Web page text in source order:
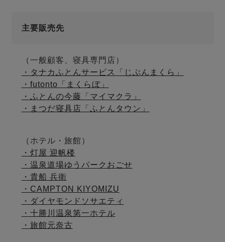
主要販売先
（一般顧客、寝具専門店）
・タナカふとんサービス「じぶんまくら」
・futonto「まくらぼ」
・ふとんの今藤「マイマクラ」
・まつだ寝具店「ふとんタウン」
（ホテル・旅館）
・灯屋 迎帆楼
・温泉道場ゆうパークおごせ
・貴船 兵衛
・CAMPTON KIYOMIZU
・ダイヤモンドソサエティ
・十勝川温泉第一ホテル
・旅館元奈古